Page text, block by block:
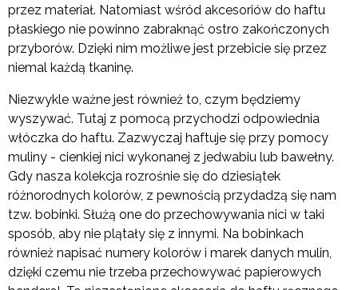
przez materiał. Natomiast wśród akcesoriów do haftu
płaskiego nie powinno zabraknąć ostro zakończonych
przyborów. Dzięki nim możliwe jest przebicie się przez
niemal każdą tkaninę.
Niezwykle ważne jest również to, czym będziemy
wyszywać. Tutaj z pomocą przychodzi odpowiednia
włóczka do haftu. Zazwyczaj haftuje się przy pomocy
muliny - cienkiej nici wykonanej z jedwabiu lub bawełny.
Gdy nasza kolekcja rozrośnie się do dziesiątek
różnorodnych kolorów, z pewnością przydadzą się nam
tzw. bobinki. Służą one do przechowywania nici w taki
sposób, aby nie plątały się z innymi. Na bobinkach
również napisać numery kolorów i marek danych mulin,
dzięki czemu nie trzeba przechowywać papierowych